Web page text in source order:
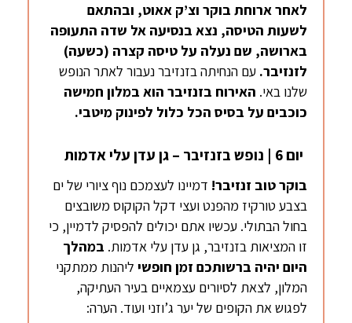
לאחר ארוחת בוקר וצ’ק אאוט, ובהתאם
לשעות הטיסה, נצא בנסיעה אל שדה התעופה
בארושה, שם נעלה על טיסה קצרה (כשעה)
לזנזיבר. עם הנחיתה בזנזיבר נעבור לאתר הנופש
שלנו באי. האירוח בזנזיבר הוא במלון חמישה
כוכבים על בסיס הכל כלול לפינוק מיטבי.
יום 6 | נופש בזנזיבר – גן עדן עלי אדמות
בוקר טוב זנזיבר! דמיינו לעצמכם נוף ציורי של ים
בצבע טורקיז מהפנט ועצי דקל הקוקוס משובצים
בחול הבתולי. עכשיו אתם יכולים להפסיק לדמיין, כי
זו המציאות בזנזיבר, גן עדן עלי אדמות. במהלך
היום יהיה ברשותכם זמן חופשי ליהנות ממתקני
המלון, לצאת לסיורים עצמאיים בעיר העתיקה,
לפגוש את הקופים של יער ג’וזני ועוד. הערה: